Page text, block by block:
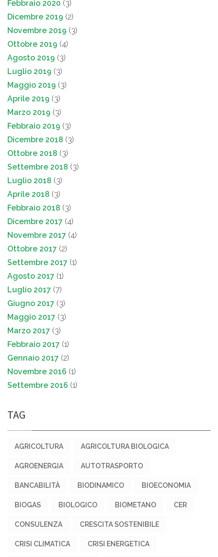
Febbraio 2020 (3)
Dicembre 2019 (2)
Novembre 2019 (3)
Ottobre 2019 (4)
Agosto 2019 (3)
Luglio 2019 (3)
Maggio 2019 (3)
Aprile 2019 (3)
Marzo 2019 (3)
Febbraio 2019 (3)
Dicembre 2018 (3)
Ottobre 2018 (3)
Settembre 2018 (3)
Luglio 2018 (3)
Aprile 2018 (3)
Febbraio 2018 (3)
Dicembre 2017 (4)
Novembre 2017 (4)
Ottobre 2017 (2)
Settembre 2017 (1)
Agosto 2017 (1)
Luglio 2017 (7)
Giugno 2017 (3)
Maggio 2017 (3)
Marzo 2017 (3)
Febbraio 2017 (1)
Gennaio 2017 (2)
Novembre 2016 (1)
Settembre 2016 (1)
TAG
AGRICOLTURA AGRICOLTURA BIOLOGICA
AGROENERGIA AUTOTRASPORTO
BANCABILITÀ BIODINAMICO BIOECONOMIA
BIOGAS BIOLOGICO BIOMETANO CER
CONSULENZA CRESCITA SOSTENIBILE
CRISI CLIMATICA CRISI ENERGETICA